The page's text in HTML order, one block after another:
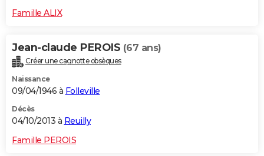
Famille ALIX
Jean-claude PEROIS (67 ans)
Créer une cagnotte obsèques
Naissance
09/04/1946 à Folleville
Décès
04/10/2013 à Reuilly
Famille PEROIS